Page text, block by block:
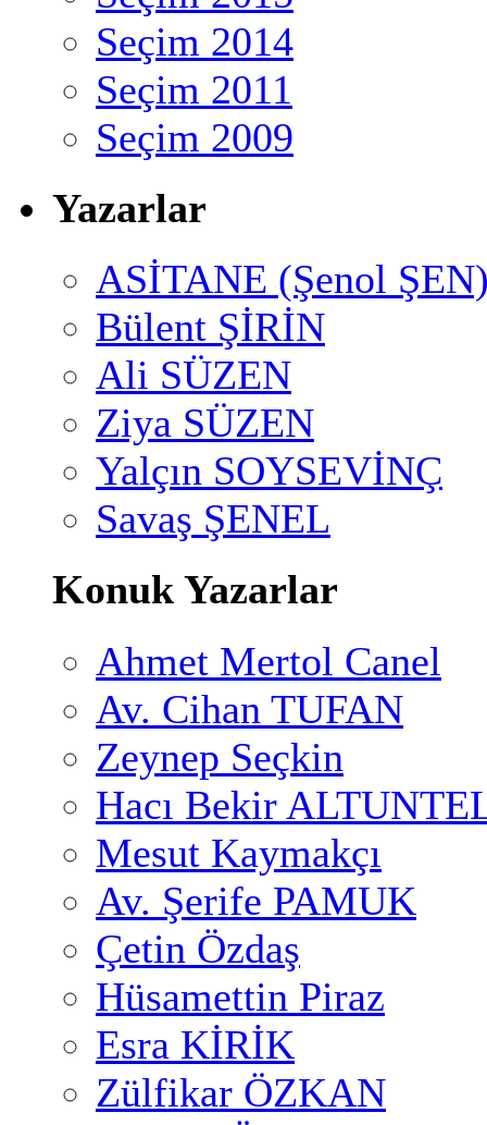
Seçim 2014
Seçim 2011
Seçim 2009
Yazarlar
ASİTANE (Şenol
Bülent ŞİRİN
Ali SÜZEN
Ziya SÜZEN
Yalçın SOYSEVİNÇ
Savaş ŞENEL
Konuk Yazarlar
Ahmet Mertol Canel
Av. Cihan TUFAN
Zeynep Seçkin
Hacı Bekir
Mesut Kaymakçı
Av. Şerife PAMUK
Çetin Özdaş
Hüsamettin Piraz
Esra KİRİK
Zülfikar ÖZKAN